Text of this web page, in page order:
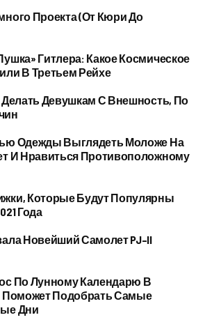
Проекта (от Кюри До
Гитлера: Какое Космическое
В Третьем Рейхе
Делать Девушкам С Внешность, По
Одежды Выглядеть Моложе На
И Нравиться Противоположному
Которые Будут Популярны
Года
Новейший Самолет PJ–II
По Лунному Календарю В
Поможет Подобрать Самые
Дни